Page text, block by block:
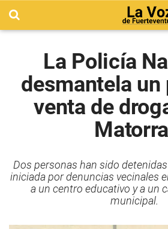
La Policía
desmantela un
venta de
Matorral
Dos personas han sido
iniciada por denuncias vecinales
a un centro educativo y a un
municipal.